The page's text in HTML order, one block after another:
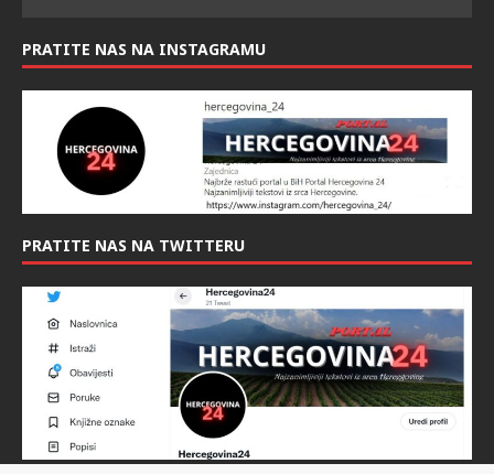
PRATITE NAS NA INSTAGRAMU
PRATITE NAS NA TWITTERU